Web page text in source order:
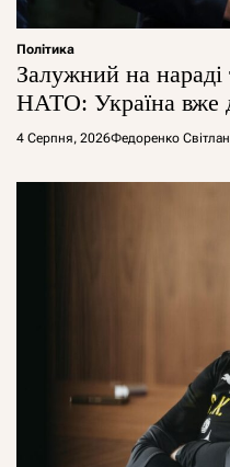
Політика
Залужний на нараді
НАТО: Україна вже
4 Серпня, 2026Федоренко